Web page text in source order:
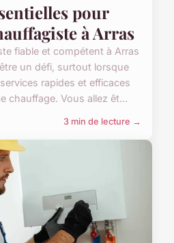
pour
à Arras
fiable et compétent à Arras
un défi, surtout lorsque
rapides et efficaces
chauffage. Vous allez êt...
3 min de lecture →